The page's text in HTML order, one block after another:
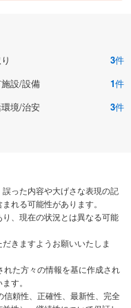
3件
設/設備 1件
境/治安 3件
った内容や大げさな表現の記
れる可能性があります。
、現在の状況とは異なる可能
きますようお願いいたしま
た方々の情報を基に作成され
す。
頼性、正確性、最新性、完全